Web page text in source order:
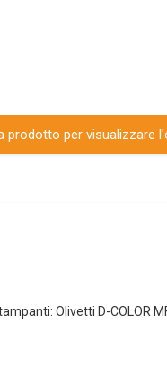
prodotto per visualizzare
Olivetti D-COLOR